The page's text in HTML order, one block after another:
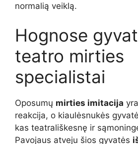
normalią veiklą.
Hognose
teatro mirties
specialistai
Oposumų mirties imitacija
reakcija, o kiaulėsnukės
kas teatrališkesnę ir
Pavojaus atveju šios gyvatės